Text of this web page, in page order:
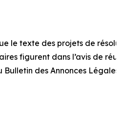
le texte des projets de
figurent dans l’avis de
des Annonces Légales